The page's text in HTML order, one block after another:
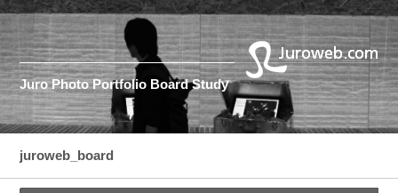
Juro Photo Portfolio Board Study
juroweb_board